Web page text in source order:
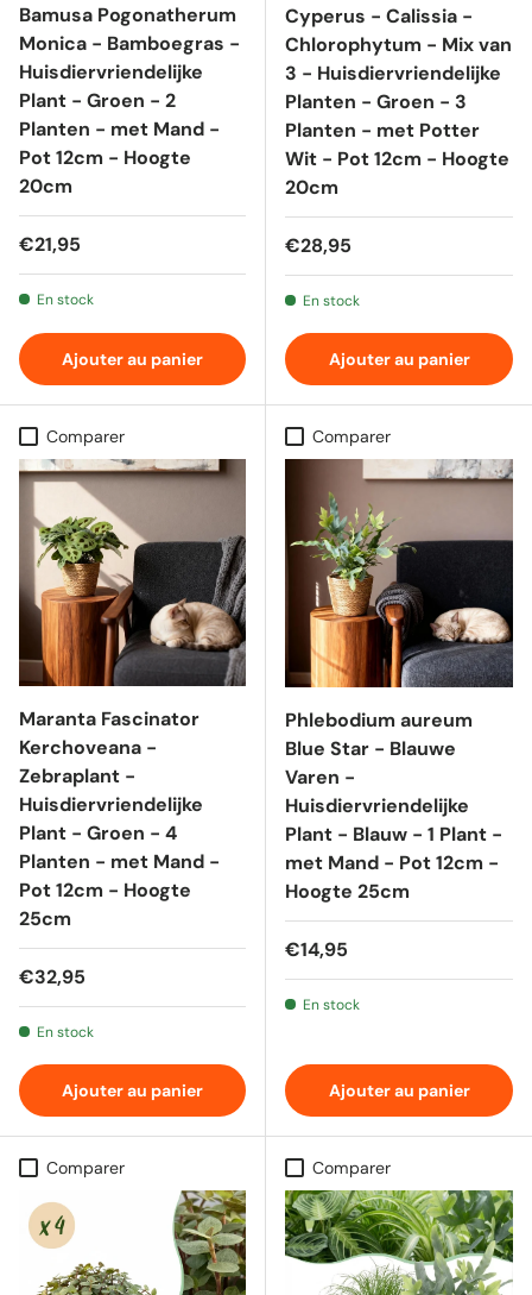
Bamusa Pogonatherum
Monica - Bamboegras -
Huisdiervriendelijke
Plant - Groen - 2
Planten - met Mand -
Pot 12cm - Hoogte
20cm
Prix habituel
€21,95
En stock
Ajouter au panier
Cyperus - Calissia -
Chlorophytum - Mix van
3 - Huisdiervriendelijke
Planten - Groen - 3
Planten - met Potter
Wit - Pot 12cm - Hoogte
20cm
Prix habituel
€28,95
En stock
Ajouter au panier
Comparer
Maranta Fascinator
Kerchoveana -
Zebraplant -
Huisdiervriendelijke
Plant - Groen - 4
Planten - met Mand -
Pot 12cm - Hoogte
25cm
Prix habituel
€32,95
En stock
Ajouter au panier
Comparer
Phlebodium aureum
Blue Star - Blauwe
Varen -
Huisdiervriendelijke
Plant - Blauw - 1 Plant -
met Mand - Pot 12cm -
Hoogte 25cm
Prix habituel
€14,95
En stock
Ajouter au panier
Comparer Comparer